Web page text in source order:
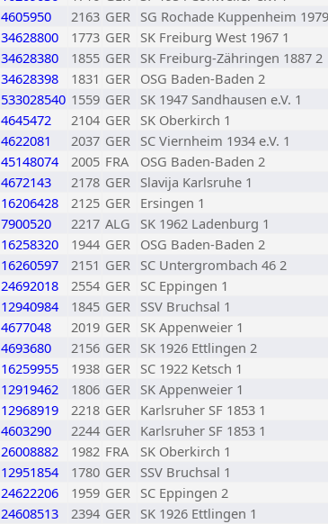
4605950 2163 GER SG Rochade Kuppenheim
34628800 1773 GER SK Freiburg West 1967 1
34628380 1855 GER SK Freiburg-Zähringen 1887 2
34628398 1831 GER OSG Baden-Baden 2
533028540 1559 GER SK 1947 Sandhausen e.V. 1
4645472 2104 GER SK Oberkirch 1
4622081 2037 GER SC Viernheim 1934 e.V. 1
45148074 2005 FRA OSG Baden-Baden 2
4672143 2178 GER Slavija Karlsruhe 1
16206428 2125 GER Ersingen 1
7900520 2217 ALG SK 1962 Ladenburg 1
16258320 1944 GER OSG Baden-Baden 2
16260597 2151 GER SC Untergrombach 46 2
24692018 2554 GER SC Eppingen 1
12940984 1845 GER SSV Bruchsal 1
4677048 2019 GER SK Appenweier 1
4693680 2156 GER SK 1926 Ettlingen 2
16259955 1938 GER SC 1922 Ketsch 1
12919462 1806 GER SK Appenweier 1
12968919 2218 GER Karlsruher SF 1853 1
4603290 2244 GER Karlsruher SF 1853 1
26008882 1982 FRA SK Oberkirch 1
12951854 1780 GER SSV Bruchsal 1
24622206 1959 GER SC Eppingen 2
24608513 2394 GER SK 1926 Ettlingen 1